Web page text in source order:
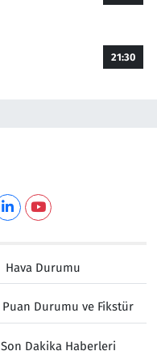
21:30
Hava Durumu
Puan Durumu ve Fikstür
Son Dakika Haberleri